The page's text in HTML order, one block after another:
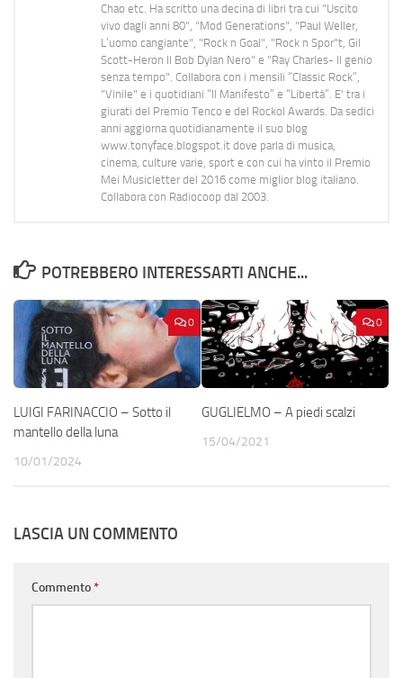
Chao etc. Ha scritto una decina di libri tra cui "Uscito
vivo dagli anni 80", "Mod Generations", "Paul Weller,
L’uomo cangiante", "Rock n Goal", "Rock n Spor"t, Gil
Scott-Heron Il Bob Dylan Nero" e "Ray Charles- Il genio
senza tempo". Collabora con i mensili “Classic Rock”,
"Vinile" e i quotidiani “Il Manifesto” e “Libertà”. E' tra i
giurati del Premio Tenco e del Rockol Awards. Da sedici
anni aggiorna quotidianamente il suo blog
www.tonyface.blogspot.it dove parla di musica,
cinema, culture varie, sport e con cui ha vinto il Premio
Mei Musicletter del 2016 come miglior blog italiano.
Collabora con Radiocoop dal 2003.
POTREBBERO INTERESSARTI ANCHE...
0
LUIGI FARINACCIO – Sotto il
mantello della luna
10/01/2024
0
GUGLIELMO – A piedi scalzi
15/04/2021
LASCIA UN COMMENTO
Commento*